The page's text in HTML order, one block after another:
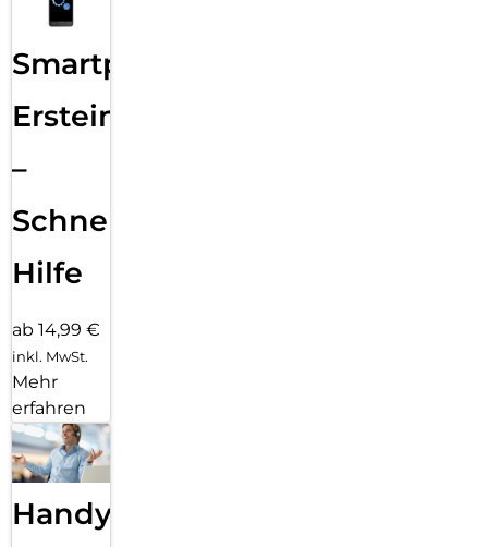
Smartphone
Ersteinrichtung
–
Schnelle
Hilfe
ab 14,99 €
inkl. MwSt.
Mehr
erfahren
Handy